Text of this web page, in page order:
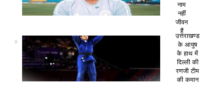
नाम
नहीं
जीवन
हैं
उत्तराखण्ड
के आयुष
के हाथ में
दिल्ली की
रणजी टीम
की कमान